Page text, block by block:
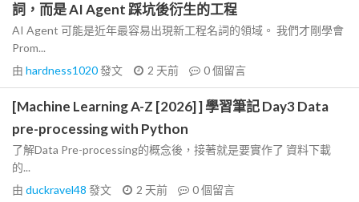
詞，而是 AI Agent 踩坑後衍生的工程
AI Agent 可能是近年最容易出現新工程名詞的領域。 我們才剛學會
Prom...
由 hardness1020發文 2 天前 0個留言
[Machine Learning A-Z [2026] ] 學習筆記 Day3 Data
pre-processing with Python
了解Data Pre-processing的概念後，接著就是要實作了 資料下載
的...
由 duckravel48 發文 2 天前 0個留言